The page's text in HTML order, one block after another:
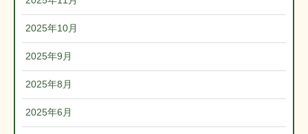
2025年10月
2025年9月
2025年8月
2025年6月